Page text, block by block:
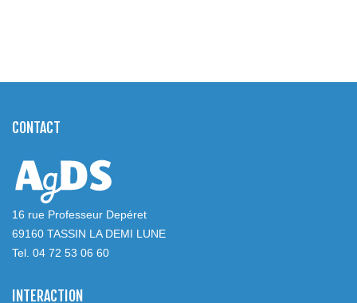
CONTACT
16 rue Professeur Depéret
69160 TASSIN LA DEMI LUNE
Tel. 04 72 53 06 60
INTERACTION